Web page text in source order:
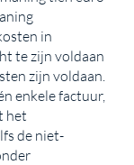
in
te zijn voldaan
zijn voldaan.
enkele factuur,
het
de niet-